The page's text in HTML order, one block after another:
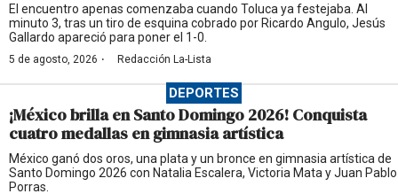
El encuentro apenas comenzaba cuando Toluca ya festejaba. Al
minuto 3, tras un tiro de esquina cobrado por Ricardo Angulo, Jesús
Gallardo apareció para poner el 1-0.
5 de agosto, 2026 · Redacción La-Lista
DEPORTES
¡México brilla en Santo Domingo 2026! Conquista
cuatro medallas en gimnasia artística
México ganó dos oros, una plata y un bronce en gimnasia artística de
Santo Domingo 2026 con Natalia Escalera, Victoria Mata y Juan Pablo
Porras.